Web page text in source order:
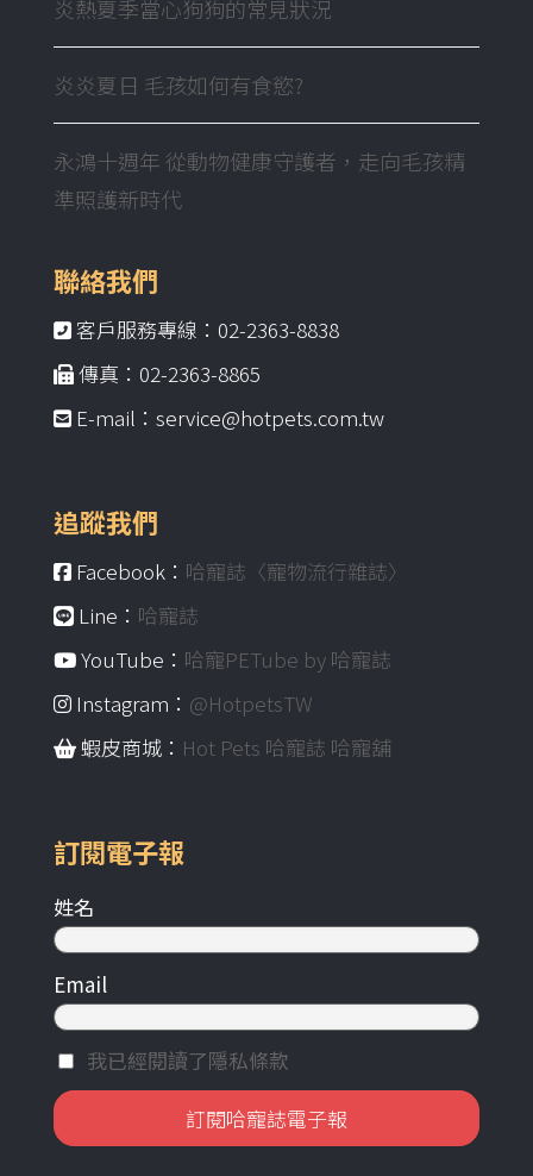
炎熱夏季當心狗狗的常見狀況
炎炎夏日 毛孩如何有食慾?
永鴻十週年 從動物健康守護者，走向毛孩精
準照護新時代
聯絡我們
客戶服務專線：02-2363-8838
傳真：02-2363-8865
E-mail：service@hotpets.com.tw
追蹤我們
Facebook： 哈寵誌〈寵物流行雜誌〉
Line： 哈寵誌
YouTube： 哈寵PETube by 哈寵誌
Instagram： @HotpetsTW
蝦皮商城： Hot Pets 哈寵誌 哈寵舖
訂閱電子報
姓名
Email
我已經閱讀了隱私條款